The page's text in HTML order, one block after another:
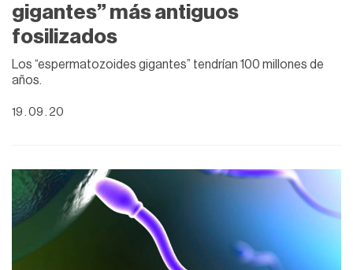
gigantes” más antiguos
fosilizados
Los “espermatozoides gigantes” tendrían 100 millones de
años.
19 . 09 . 20